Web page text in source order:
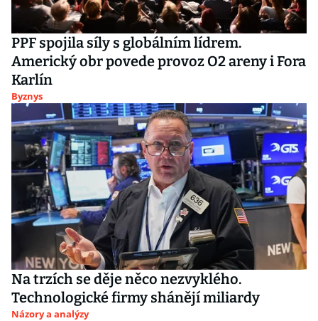
PPF spojila síly s globálním lídrem.
Americký obr povede provoz O2 areny i Fora
Karlín
Byznys
Na trzích se děje něco nezvyklého.
Technologické firmy shánějí miliardy
Názory a analýzy